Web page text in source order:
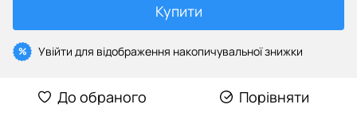
Купити
% Увійти для відображення накопичувальної знижки
До обраного Порівняти